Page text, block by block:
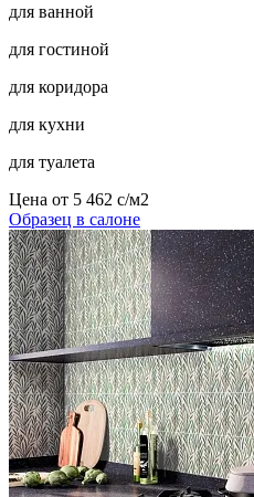
для ванной
для гостиной
для коридора
для кухни
для туалета
Цена от 5 462 c/м2
Образец в салоне